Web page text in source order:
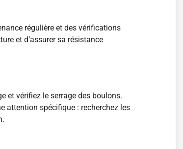
régulière et des vérifications
et d’assurer sa résistance
et vérifiez le serrage des boulons.
attention spécifique : recherchez les